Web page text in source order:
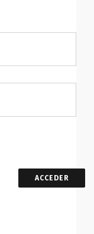
ACCEDER